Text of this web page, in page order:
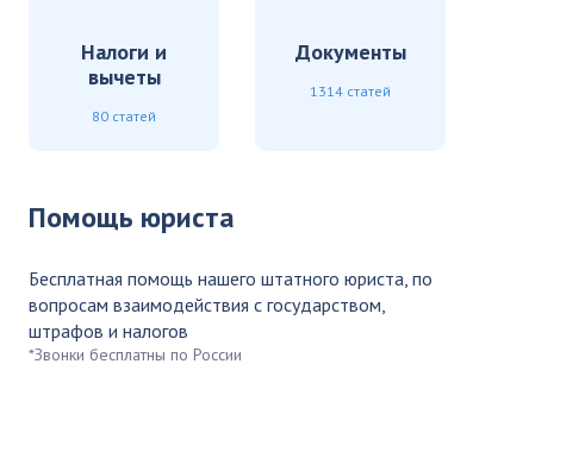
Налоги и
вычеты
80 статей
Документы
1314 статей
Помощь юриста
Бесплатная помощь нашего штатного юриста, по
вопросам взаимодействия с государством,
штрафов и налогов
*Звонки бесплатны по России